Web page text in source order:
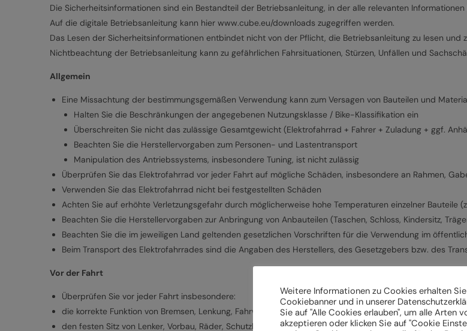
Die Sicherheitsinformationen sind ein Bestandteil der Betriebsanleitung, in der alle relevanten
Auf die digitale Betriebsanleitung kann hier www.cube.eu/downloads zugegriffen werden.
Das Lesen der Sicherheitsinformationen entbindet nicht von der Pflicht, die Betriebsanleitung zu lesen und
Nichtbeachtung der Betriebsanleitung kann zu gefährlichen Fahrsituationen, Stürzen, Unfällen und
Allgemein
Eine Missachtung der bestimmungsgemäßen Verwendung kann zum Versagen von Bauteilen und
Halten Sie die Beschränkungen der angegebenen Nutzungsklasse / Bike-Klassifikation ein
Überschreiten Sie nicht das zulässige Gesamtgewicht (Elektrofahrrad + Fahrer + Zuladung + ggf.
Beachten Sie die Herstellervorgaben zum Personen- und Lastentransport
Manipulation des Antriebssystems, insbesondere Tuning, ist nicht zulässig
Überprüfen Sie das Elektrofahrrad vor jeder Fahrt auf mögliche Schäden, insbesondere an Rahmen,
Verwenden Sie das Elektrofahrrad nicht bei festgestellten Schäden
Achten Sie auf erhöhte Verletzungsgefahr durch möglicherweise hohe Temperaturen einzelner Bauteile
Beachten Sie die Herstellervorgaben zur Anbringung von Anbauteilen (Taschen, Schloss, Kindersitz,
Beachten Sie die im jeweiligen Land geltenden gesetzlichen Vorschriften für die Verwendung im
Beim Transport des Elektrofahrrades sind die Angaben des Herstellers, des Gesetzgebers bzw. des
Vor der Fahrt
Überprüfen Sie vor jeder Fahrt insbesondere:
die korrekte Funktion von Bremsen, Lenkung, Fahrwerk und Beleuchtung,
den festen Sitz von Lenker, Vorbau, Räder, Schutzblech und Pedale sowie
Weitere Informationen zu Cookies erhalten
Cookiebanner und in unserer
Sie auf "Alle Cookies erlauben", um alle Arten
akzeptieren oder klicken Sie auf "Cookie